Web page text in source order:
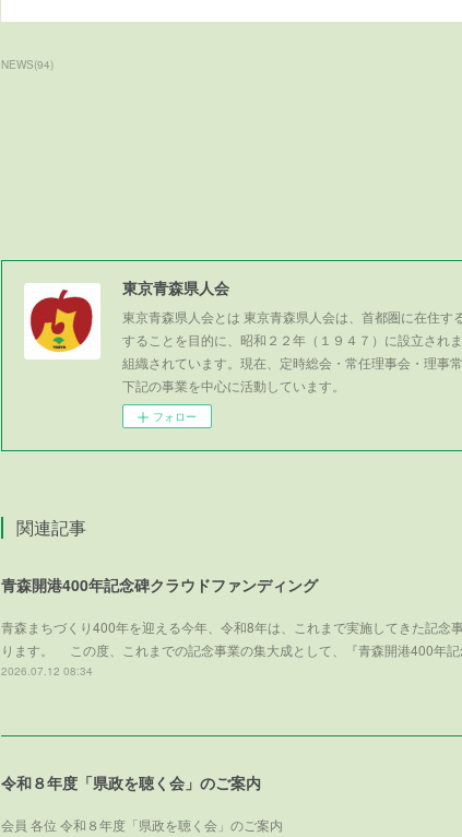
NEWS(94)
東京青森県人会
東京青森県人会とは 東京青森県人会は、首都圏に在住
することを目的に、昭和２２年（１９４７）に設立さ
組織されています。現在、定時総会・常任理事会・理事
下記の事業を中心に活動しています。
フォロー
関連記事
青森開港400年記念碑クラウドファンディング
青森まちづくり400年を迎える今年、令和8年は、これまで実施してきた記念
ります。 この度、これまでの記念事業の集大成として、『青森開港400年記
2026.07.12 08:34
令和８年度「県政を聴く会」のご案内
会員 各位 令和８年度「県政を聴く会」のご案内